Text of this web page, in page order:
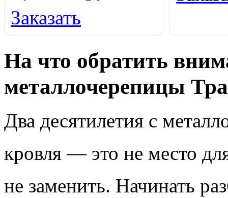
Заказать
На что обратить
металлочерепицы
Два десятилетия с
кровля — это не место
не заменить. Начинать